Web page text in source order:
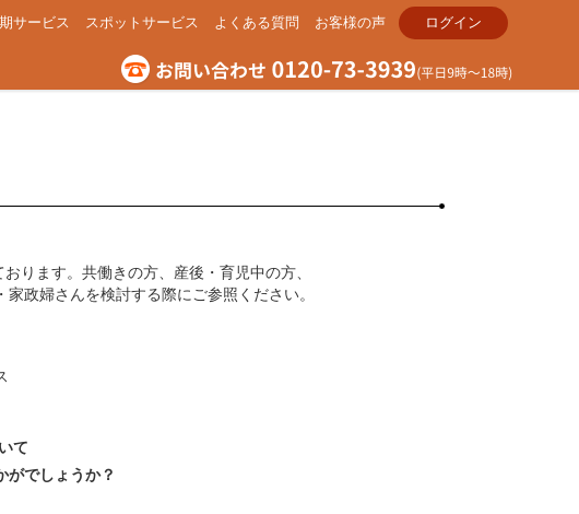
サービス スポットサービス よくある質問 お客様の声 ログイン
ります。共働きの方、産後・育児中の方、
政婦さんを検討する際にご参照ください。
て
がでしょうか？